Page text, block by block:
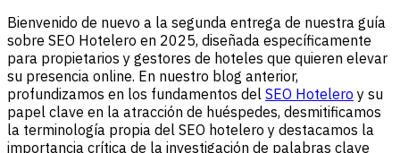
Bienvenido de nuevo a la segunda entrega de nuestra guía
sobre SEO Hotelero en 2025, diseñada específicamente
para propietarios y gestores de hoteles que quieren elevar
su presencia online. En nuestro blog anterior,
profundizamos en los fundamentos del SEO Hotelero y su
papel clave en la atracción de huéspedes, desmitificamos
la terminología propia del SEO hotelero y destacamos la
importancia crítica de la investigación de palabras clave